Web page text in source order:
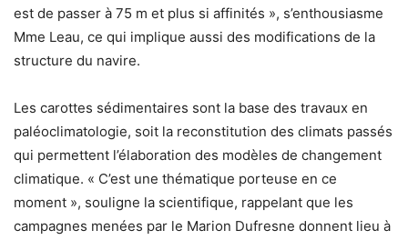
est de passer à 75 m et plus si affinités », s’enthousiasme
Mme Leau, ce qui implique aussi des modifications de la
structure du navire.
Les carottes sédimentaires sont la base des travaux en
paléoclimatologie, soit la reconstitution des climats passés
qui permettent l’élaboration des modèles de changement
climatique. « C’est une thématique porteuse en ce
moment », souligne la scientifique, rappelant que les
campagnes menées par le Marion Dufresne donnent lieu à